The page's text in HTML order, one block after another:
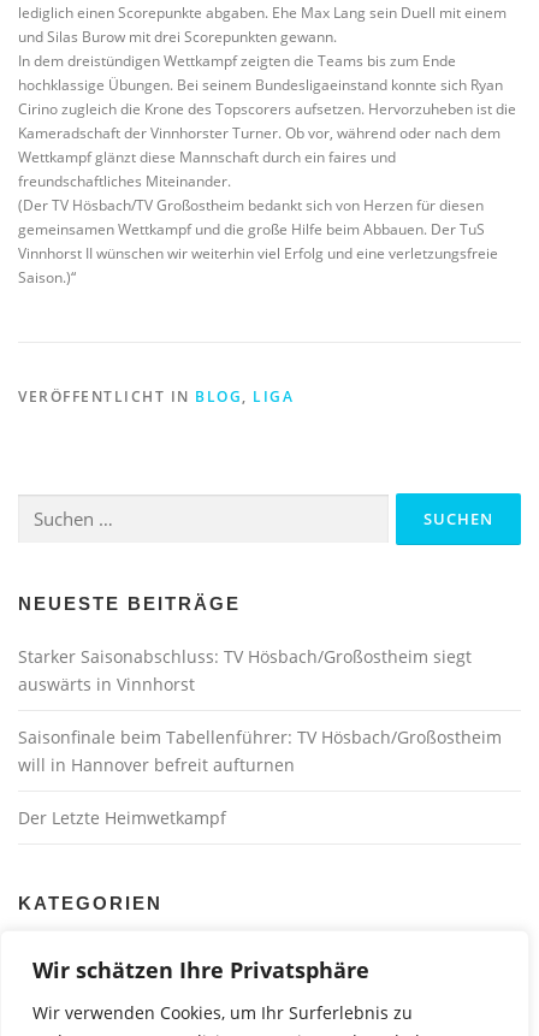
Wir schätzen Ihre Privatsphäre
Wir verwenden Cookies, um Ihr Surferlebnis zu
lediglich einen Scorepunkte abgaben. Ehe Max Lang sein Duell mit einem
und Silas Burow mit drei Scorepunkten gewann.
In dem dreistündigen Wettkampf zeigten die Teams bis zum Ende
hochklassige Übungen. Bei seinem Bundesligaeinstand konnte sich Ryan
Cirino zugleich die Krone des Topscorers aufsetzen. Hervorzuheben ist die
Kameradschaft der Vinnhorster Turner. Ob vor, während oder nach dem
Wettkampf glänzt diese Mannschaft durch ein faires und
freundschaftliches Miteinander.
(Der TV Hösbach/TV Großostheim bedankt sich von Herzen für diesen
gemeinsamen Wettkampf und die große Hilfe beim Abbauen. Der TuS
Vinnhorst II wünschen wir weiterhin viel Erfolg und eine verletzungsfreie
Saison.)“
VERÖFFENTLICHT IN BLOG, LIGA
nach:
NEUESTE BEITRÄGE
Starker Saisonabschluss: TV Hösbach/Großostheim siegt
auswärts in Vinnhorst
Saisonfinale beim Tabellenführer: TV Hösbach/Großostheim
will in Hannover befreit aufturnen
Der Letzte Heimwetkampf
KATEGORIEN
Turnen im Verein